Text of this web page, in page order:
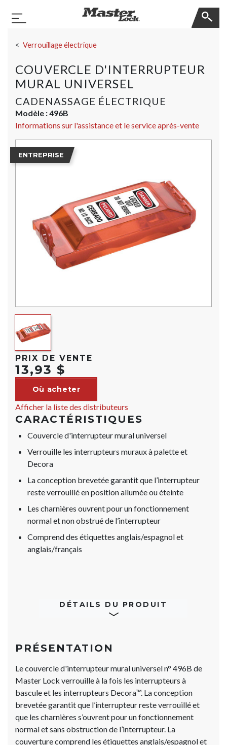
Basculer la navigation
Verrouillage électrique
COUVERCLE D'INTERRUPTEUR
MURAL UNIVERSEL
CADENASSAGE ÉLECTRIQUE
Modèle :496B
Informations sur l'assistance et le service après-vente
ENTREPRISE
PRIX DE VENTE
13,93 $
Où acheter
Afficher la liste des distributeurs
CARACTÉRISTIQUES
Couvercle d'interrupteur mural universel
Verrouille les interrupteurs muraux à palette et
Decora
La conception brevetée garantit que l’interrupteur
reste verrouillé en position allumée ou éteinte
Les charnières ouvrent pour un fonctionnement
normal et non obstrué de l’interrupteur
Comprend des étiquettes anglais/espagnol et
anglais/français
DÉTAILS DU PRODUIT
PRÉSENTATION
Le couvercle d'interrupteur mural universel n° 496B de
Master Lock verrouille à la fois les interrupteurs à
bascule et les interrupteurs Decora™. La conception
brevetée garantit que l’interrupteur reste verrouillé et
que les charnières s’ouvrent pour un fonctionnement
normal et sans obstruction de l’interrupteur. La
couverture comprend les étiquettes anglais/espagnol et